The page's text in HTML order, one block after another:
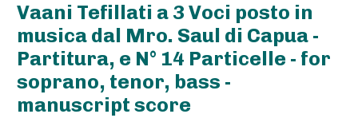
Vaani Tefillati a 3 Voci posto in
musica dal Mro. Saul di Capua -
Partitura, e N° 14 Particelle - for
soprano, tenor, bass -
manuscript score